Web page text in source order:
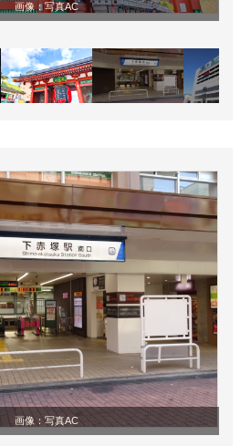
画像：写真AC
画像：写真AC